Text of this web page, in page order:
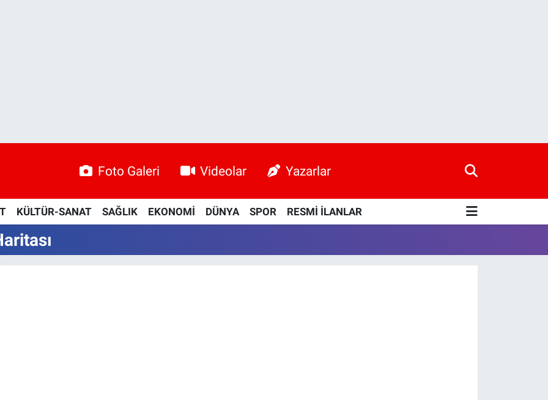
Foto Galeri Videolar Yazarlar
KÜLTÜR-SANAT SAĞLIK EKONOMİ DÜNYA SPOR RESMİ İLANLAR